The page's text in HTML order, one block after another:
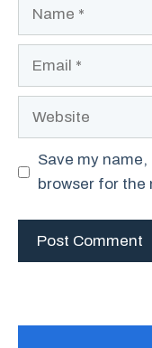
Website
Save my
browser for the